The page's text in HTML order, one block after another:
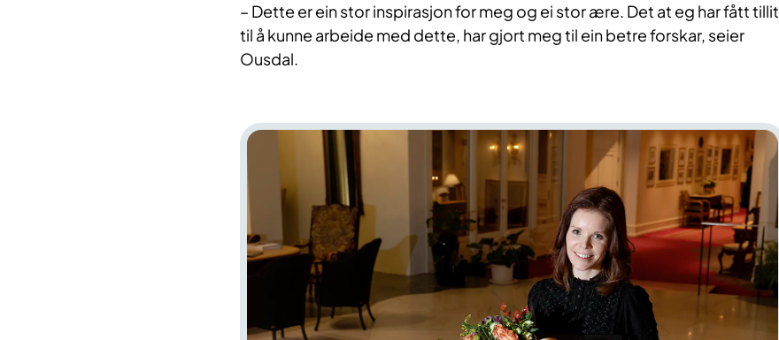
– Dette er ein stor inspirasjon for meg og ei stor ære. Det at eg har fått tillit
til å kunne arbeide med dette, har gjort meg til ein betre forskar, seier
Ousdal.​